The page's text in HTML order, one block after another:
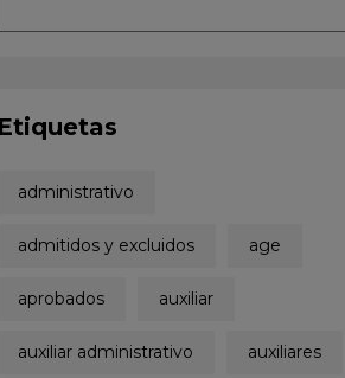
Etiquetas
administrativo
admitidos y excluidos age
aprobados auxiliar
auxiliar administrativo auxiliares